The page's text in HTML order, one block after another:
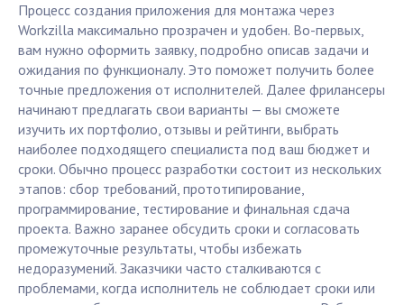
Процесс создания приложения для монтажа через
Workzilla максимально прозрачен и удобен. Во-первых,
вам нужно оформить заявку, подробно описав задачи и
ожидания по функционалу. Это поможет получить более
точные предложения от исполнителей. Далее фрилансеры
начинают предлагать свои варианты — вы сможете
изучить их портфолио, отзывы и рейтинги, выбрать
наиболее подходящего специалиста под ваш бюджет и
сроки. Обычно процесс разработки состоит из нескольких
этапов: сбор требований, прототипирование,
программирование, тестирование и финальная сдача
проекта. Важно заранее обсудить сроки и согласовать
промежуточные результаты, чтобы избежать
недоразумений. Заказчики часто сталкиваются с
проблемами, когда исполнитель не соблюдает сроки или